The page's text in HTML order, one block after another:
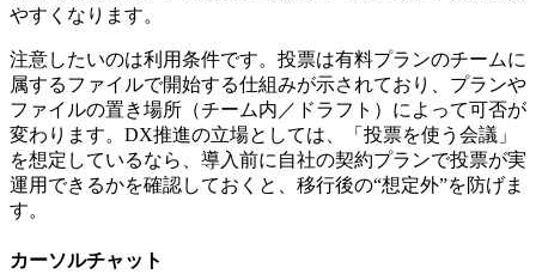
やすくなります。
注意したいのは利用条件です。投票は有料プランのチームに
属するファイルで開始する仕組みが示されており、プランや
ファイルの置き場所（チーム内／ドラフト）によって可否が
変わります。DX推進の立場としては、「投票を使う会議」
を想定しているなら、導入前に 自社の契約プランで投票が実
運用できるかを確認しておくと、移行後の“想定外”を防げま
す。
カーソルチャット